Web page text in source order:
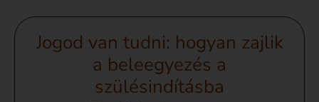
Jogod van tudni: hogyan zajlik
a beleegyezés a
szülésindításba